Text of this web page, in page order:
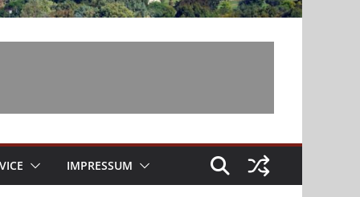
IMPRESSUM